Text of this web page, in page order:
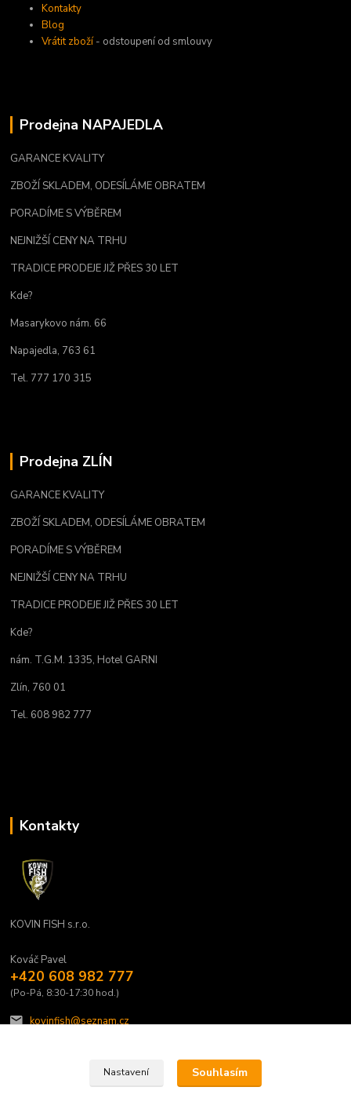
Kontakty
Blog
Vrátit zboží- odstoupení od smlouvy
Prodejna NAPAJEDLA
GARANCE KVALITY
ZBOŽÍ SKLADEM, ODESÍLÁME OBRATEM
PORADÍME S VÝBĚREM
NEJNIŽŠÍ CENY NA TRHU
TRADICE PRODEJE JIŽ PŘES 30 LET
Kde?
Masarykovo nám. 66
Napajedla, 763 61
Tel. 777 170 315
Prodejna ZLÍN
GARANCE KVALITY
ZBOŽÍ SKLADEM, ODESÍLÁME OBRATEM
PORADÍME S VÝBĚREM
NEJNIŽŠÍ CENY NA TRHU
TRADICE PRODEJE JIŽ PŘES 30 LET
Kde?
nám. T.G.M. 1335, Hotel GARNI
Zlín, 760 01
Tel. 608 982 777
Kontakty
KOVIN FISH s.r.o.
Kováč Pavel
+420 608 982 777
(Po-Pá, 8:30-17:30 hod.)
kovinfish@seznam.cz
Nastavení Souhlasím